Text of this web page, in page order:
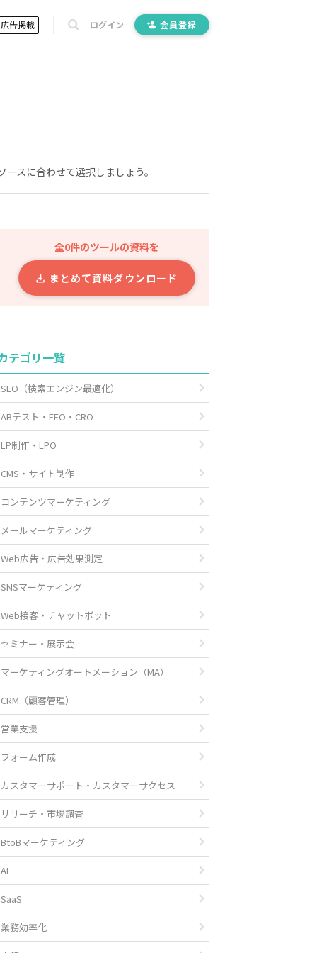
広告掲載 ログイン 会員登録
スに合わせて選択しましょう。
全0件のツールの資料を
まとめて資料ダウンロード
テゴリ一覧
SEO（検索エンジン最適化）
ABテスト・EFO・CRO
LP制作・LPO
CMS・サイト制作
コンテンツマーケティング
メールマーケティング
Web広告・広告効果測定
SNSマーケティング
Web接客・チャットボット
セミナー・展示会
マーケティングオートメーション（MA）
CRM（顧客管理）
営業支援
フォーム作成
カスタマーサポート・カスタマーサクセス
リサーチ・市場調査
BtoBマーケティング
AI
SaaS
業務効率化